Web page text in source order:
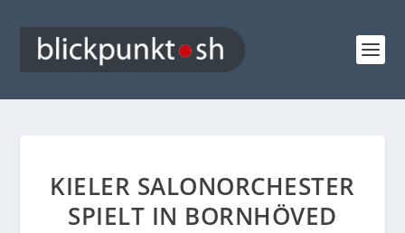
KIELER SALONORCHESTER
SPIELT IN BORNHÖVED